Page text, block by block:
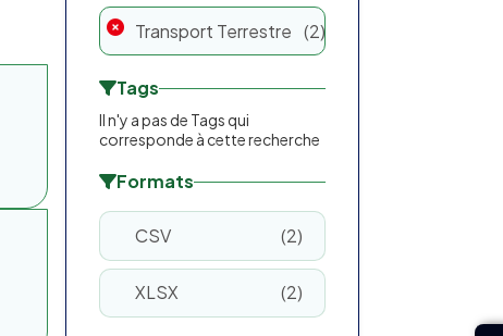
Transport Terrestre 2
Tags
Il n'y a pas de Tags qui
corresponde à cette recherche
Formats
CSV 2
XLSX 2